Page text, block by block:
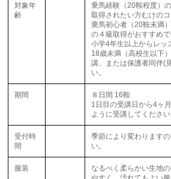
対象年
齢
乗馬経験（20鞍程度）
取得されたい方むけの
乗馬初心者（20鞍未満
の４級取得がおすすめ
小学4年生以上からレッ
18歳未満（高校生以下
講、または保護者同伴(
い。
期間
８日間 16鞍
1日目の受講日から4ヶ
ように受講してください
受付時
間
季節により変わります
い。
服装
なるべく柔らかい生地